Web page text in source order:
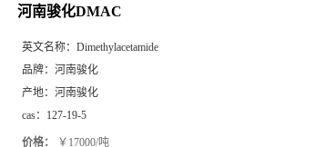
河南骏化DMAC
英文名称： Dimethylacetamide
品牌： 河南骏化
产地： 河南骏化
cas： 127-19-5
价格： ￥17000/吨